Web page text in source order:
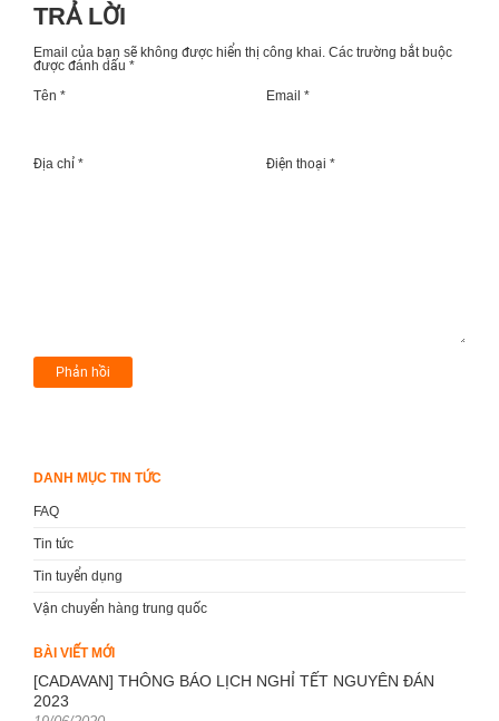
TRẢ LỜI
Email của bạn sẽ không được hiển thị công khai. Các trường bắt buộc
được đánh dấu *
Tên *
Email *
Địa chỉ * Điện thoại *
DANH MỤC TIN TỨC
FAQ
Tin tức
Tin tuyển dụng
Vận chuyển hàng trung quốc
BÀI VIẾT MỚI
[CADAVAN] THÔNG BÁO LỊCH NGHỈ TẾT NGUYÊN ĐÁN
2023